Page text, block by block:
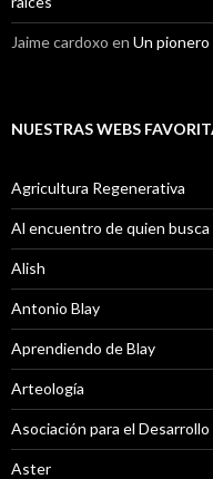
Jaime cardoxo en Un pionero
NUESTRAS WEBS
Agricultura Regenerativa
Al encuentro de quien busca
Alish
Antonio Blay
Aprendiendo de Blay
Arteología
Asociación para el
Aster